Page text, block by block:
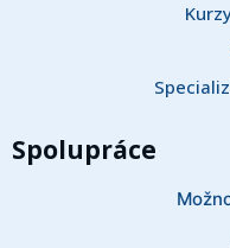
Spolupráce